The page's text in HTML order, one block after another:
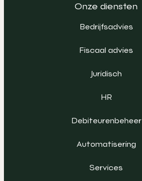
Onze diensten
Bedrijfsadvies
Fiscaal advies
Juridisch
HR
Debiteurenbeheer
Automatisering
Services